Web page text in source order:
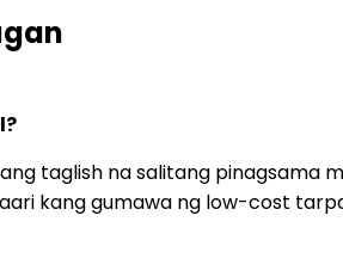
taglish na salitang pinagsama
kang gumawa ng low-cost